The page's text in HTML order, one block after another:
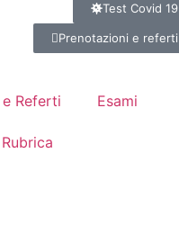
Test Covid 19
Prenotazioni e referti
Referti Esami
Rubrica